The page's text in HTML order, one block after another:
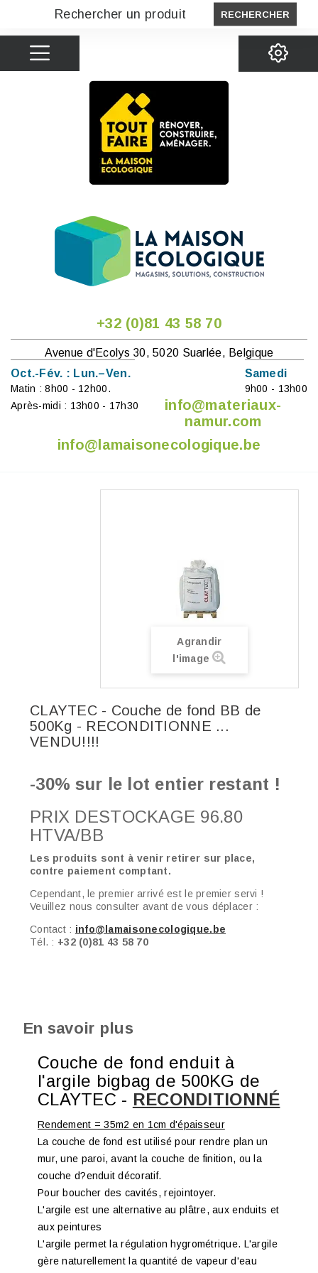
RECHERCHER
+32 (0)81 43 58 70
Avenue d'Ecolys 30, 5020 Suarlée, Belgique
Oct.-Fév. : Lun.–Ven.
Matin : 8h00 - 12h00.
Après-midi : 13h00 - 17h30
Samedi
9h00 - 13h00
info@materiaux-
namur.com
info@lamaisonecologique.be
Agrandir
l'image
CLAYTEC - Couche de fond BB de
500Kg - RECONDITIONNE ...
VENDU!!!!
-30% sur le lot entier restant !
PRIX DESTOCKAGE 96.80
HTVA/BB
Les produits sont à venir retirer sur place,
contre paiement comptant.
Cependant, le premier arrivé est le premier servi !
Veuillez nous consulter avant de vous déplacer :
Contact : info@lamaisonecologique.be
Tél. : +32 (0)81 43 58 70
En savoir plus
Couche de fond enduit à
l'argile bigbag de 500KG de
CLAYTEC - RECONDITIONNÉ
Rendement = 35m2 en 1cm d'épaisseur
La couche de fond est utilisé pour rendre plan un
mur, une paroi, avant la couche de finition, ou la
couche d?enduit décoratif.
Pour boucher des cavités, rejointoyer.
L'argile est une alternative au plâtre, aux enduits et
aux peintures
L'argile permet la régulation hygrométrique. L'argile
gère naturellement la quantité de vapeur d'eau